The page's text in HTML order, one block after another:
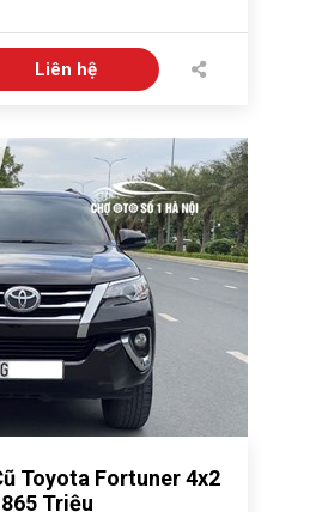
Liên hệ
Toyota Fortuner 4x2
Triệu